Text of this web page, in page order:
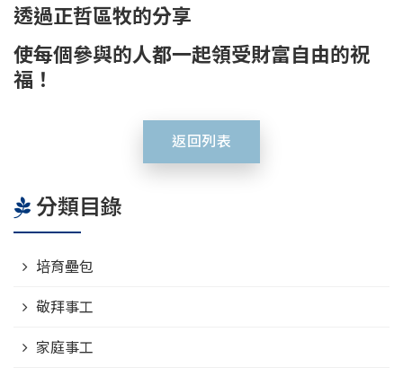
透過正哲區牧的分享
使每個參與的人都一起領受財富自由的祝
福！
返回列表
分類目錄
培育壘包
敬拜事工
家庭事工